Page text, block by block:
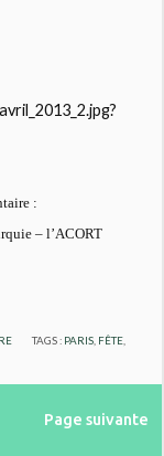
:
– l’ACORT
TAGS : PARIS FÊTE
Page suivante